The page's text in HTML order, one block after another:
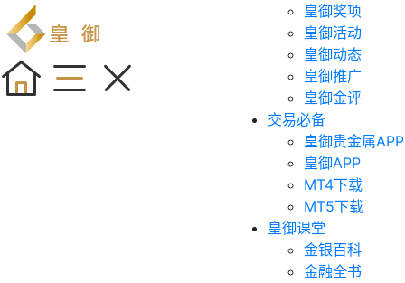
皇御奖项
皇御活动
皇御动态
皇御推广
皇御金评
交易必备
皇御贵金属APP
皇御APP
MT4下载
MT5下载
皇御课堂
金银百科
金融全书